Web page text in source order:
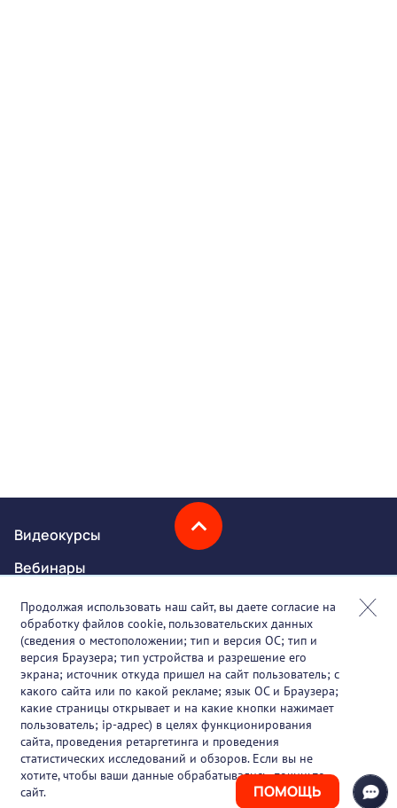
ПОМОЩЬ
Видеокурсы
Вебинары
Онлайн-события
Партнеры
О проекте
Вакансии
Блог
Контакты
Продолжая использовать наш сайт, вы даете согласие на
обработку файлов cookie, пользовательских данных
(сведения о местоположении; тип и версия ОС; тип и
версия Браузера; тип устройства и разрешение его
экрана; источник откуда пришел на сайт пользователь; с
какого сайта или по какой рекламе; язык ОС и Браузера;
какие страницы открывает и на какие кнопки нажимает
пользователь; ip-адрес) в целях функционирования
сайта, проведения ретаргетинга и проведения
статистических исследований и обзоров. Если вы не
хотите, чтобы ваши данные обрабатывались, покиньте
сайт.